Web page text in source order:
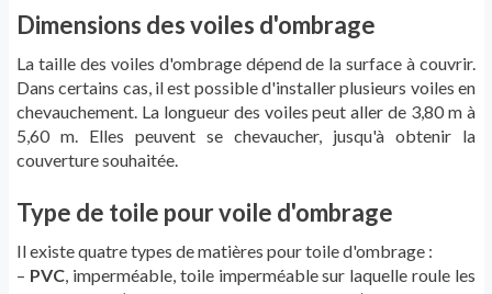
Dimensions des voiles d'ombrage
La taille des voiles d'ombrage dépend de la surface à couvrir.
Dans certains cas, il est possible d'installer plusieurs voiles en
chevauchement. La longueur des voiles peut aller de 3,80 m à
5,60 m. Elles peuvent se chevaucher, jusqu'à obtenir la
couverture souhaitée.
Type de toile pour voile d'ombrage
Il existe quatre types de matières pour toile d'ombrage :
– PVC, imperméable, toile imperméable sur laquelle roule les